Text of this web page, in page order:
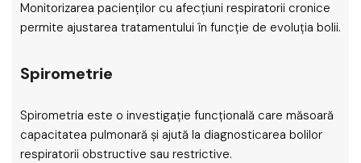
Monitorizarea pacienților cu afecțiuni respiratorii cronice
permite ajustarea tratamentului în funcție de evoluția bolii.
Spirometrie
Spirometria este o investigație funcțională care măsoară
capacitatea pulmonară și ajută la diagnosticarea bolilor
respiratorii obstructive sau restrictive.